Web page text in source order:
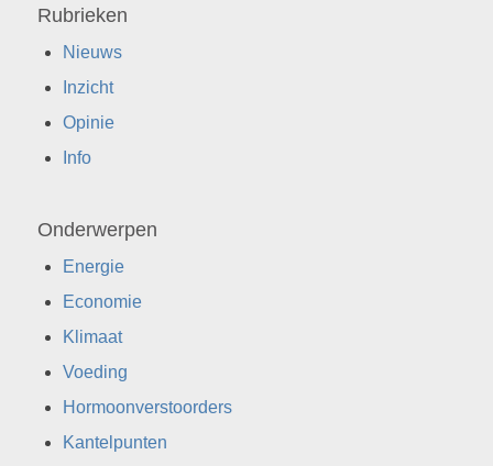
Rubrieken
Nieuws
Inzicht
Opinie
Info
Onderwerpen
Energie
Economie
Klimaat
Voeding
Hormoonverstoorders
Kantelpunten